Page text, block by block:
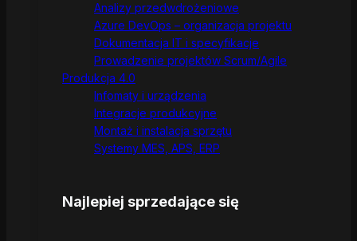
Analizy przedwdrożeniowe
Azure DevOps – organizacja projektu
Dokumentacja IT i specyfikacje
Prowadzenie projektów Scrum/Agile
Produkcja 4.0
Infomaty i urządzenia
Integracje produkcyjne
Montaż i instalacja sprzętu
Systemy MES, APS, ERP
Najlepiej sprzedające się